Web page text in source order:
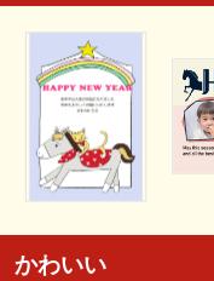
かわいい